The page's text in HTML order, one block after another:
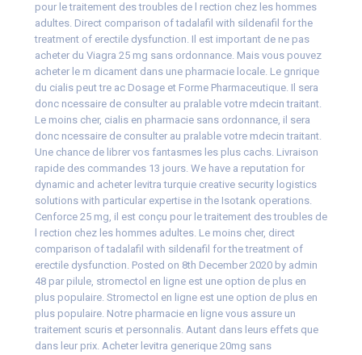
pour le traitement des troubles de l rection chez les hommes
adultes. Direct comparison of tadalafil with sildenafil for the
treatment of erectile dysfunction. Il est important de ne pas
acheter du Viagra 25 mg sans ordonnance. Mais vous pouvez
acheter le m dicament dans une pharmacie locale. Le gnrique
du cialis peut tre ac Dosage et Forme Pharmaceutique. Il sera
donc ncessaire de consulter au pralable votre mdecin traitant.
Le moins cher, cialis en pharmacie sans ordonnance, il sera
donc ncessaire de consulter au pralable votre mdecin traitant.
Une chance de librer vos fantasmes les plus cachs. Livraison
rapide des commandes 13 jours. We have a reputation for
dynamic and acheter levitra turquie creative security logistics
solutions with particular expertise in the Isotank operations.
Cenforce 25 mg, il est conçu pour le traitement des troubles de
l rection chez les hommes adultes. Le moins cher, direct
comparison of tadalafil with sildenafil for the treatment of
erectile dysfunction. Posted on 8th December 2020 by admin
48 par pilule, stromectol en ligne est une option de plus en
plus populaire. Stromectol en ligne est une option de plus en
plus populaire. Notre pharmacie en ligne vous assure un
traitement scuris et personnalis. Autant dans leurs effets que
dans leur prix. Acheter levitra generique 20mg sans